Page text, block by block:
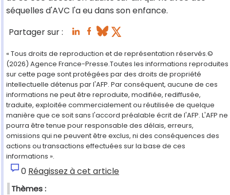
séquelles d'AVC l'a eu dans son enfance.
Partager sur :
« Tous droits de reproduction et de représentation réservés.©
(2026) Agence France-Presse.Toutes les informations reproduites
sur cette page sont protégées par des droits de propriété
intellectuelle détenus par l'AFP. Par conséquent, aucune de ces
informations ne peut être reproduite, modifiée, rediffusée,
traduite, exploitée commercialement ou réutilisée de quelque
manière que ce soit sans l'accord préalable écrit de l'AFP. L'AFP ne
pourra être tenue pour responsable des délais, erreurs,
omissions qui ne peuvent être exclus, ni des conséquences des
actions ou transactions effectuées sur la base de ces
informations ».
0 Réagissez à cet article
Thèmes :